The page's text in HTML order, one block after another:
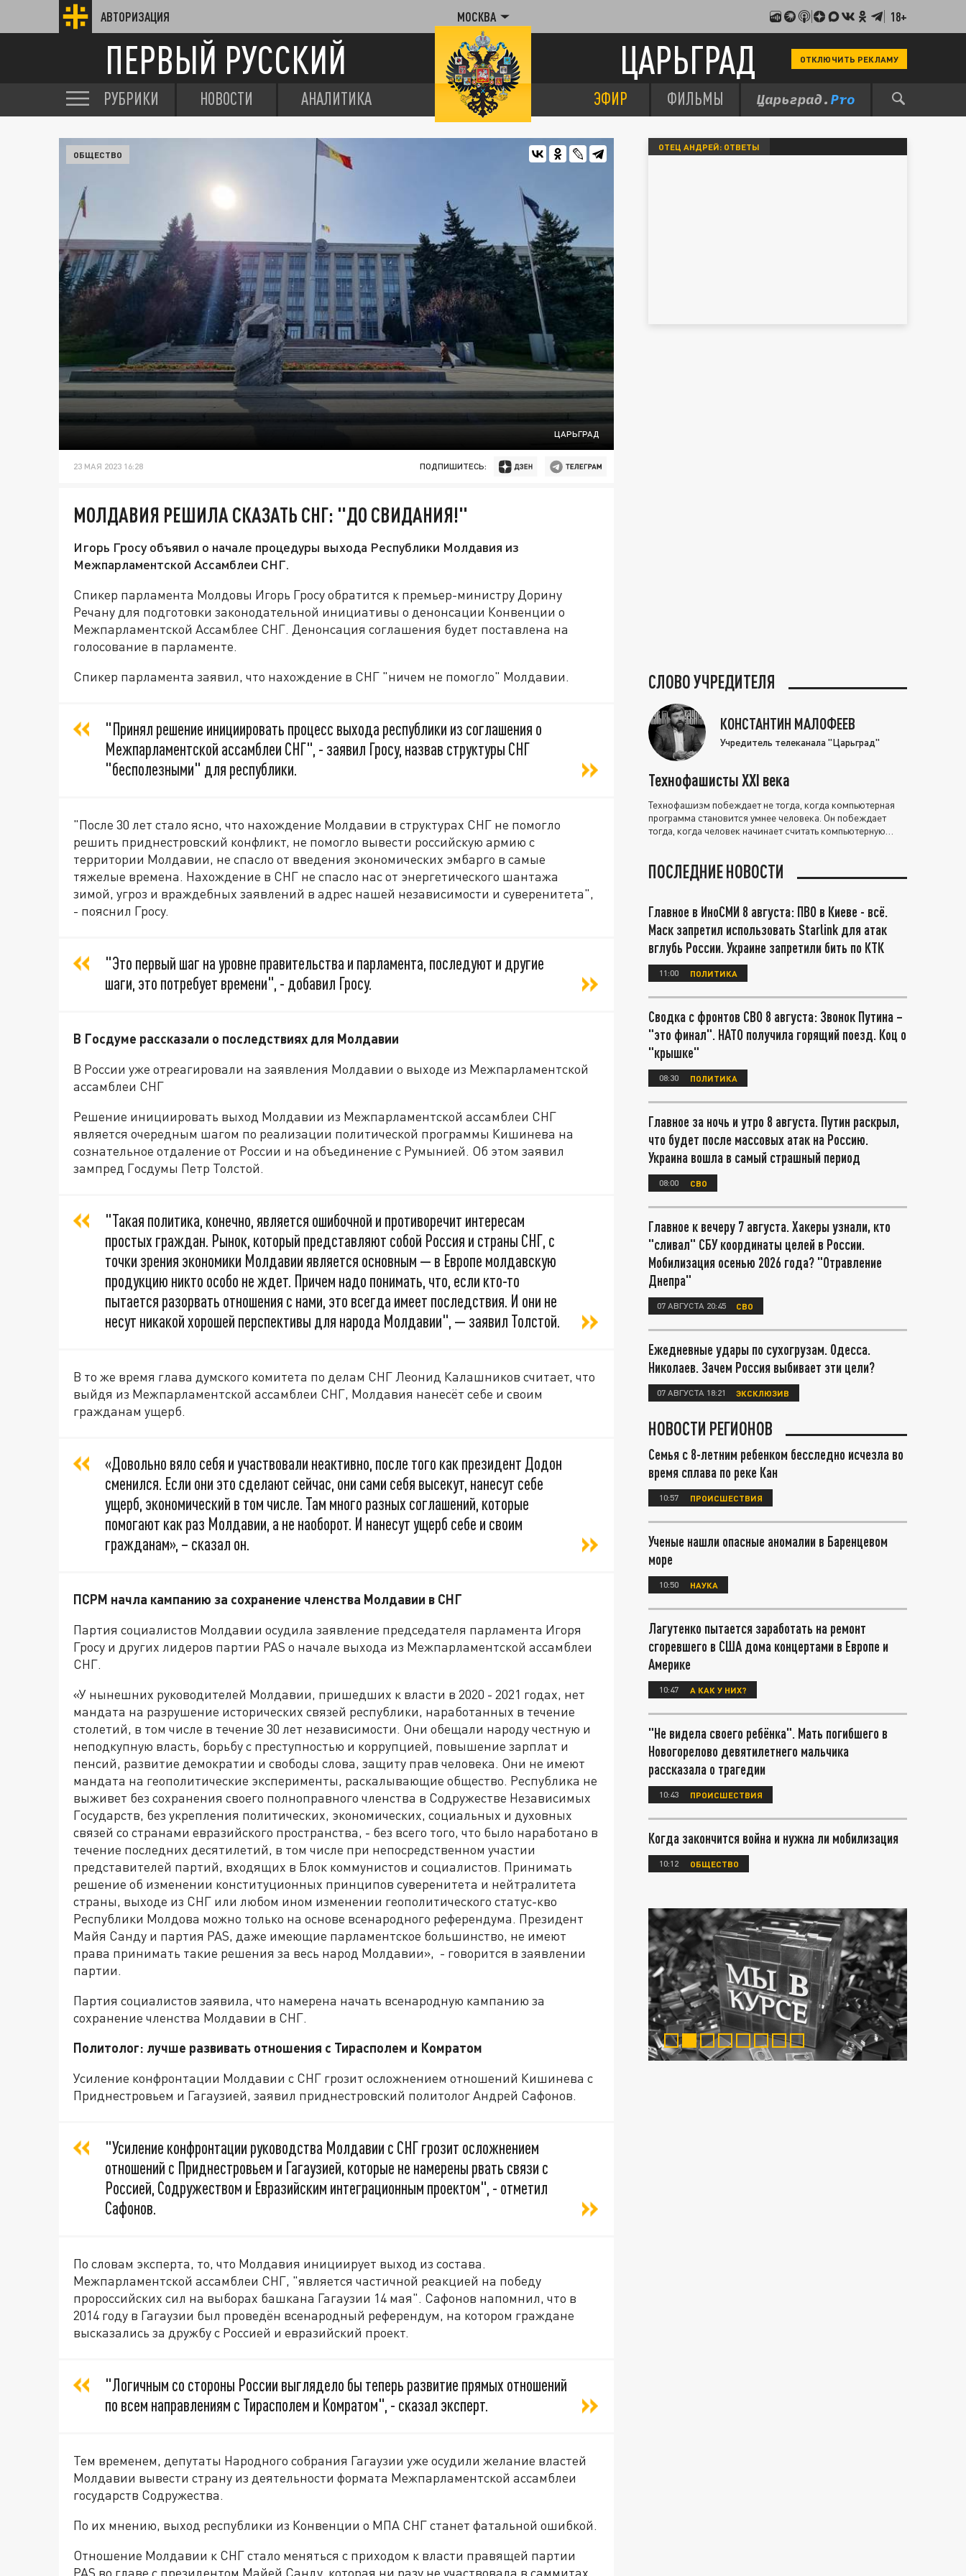
АВТОРИЗАЦИЯ МОСКВА 18+
ПЕРВЫЙ РУССКИЙ ЦАРЬГРАД ОТКЛЮЧИТЬ РЕКЛАМУ
РУБРИКИ НОВОСТИ АНАЛИТИКА ЭФИР ФИЛЬМЫ
ЦАРЬГРАД
ОБЩЕСТВО
23 МАЯ 2023 16:28 ПОДПИШИТЕСЬ:
МОЛДАВИЯ РЕШИЛА СКАЗАТЬ СНГ: "ДО СВИДАНИЯ!"
Игорь Гросу объявил о начале процедуры выхода Республики Молдавия из
Межпарламентской Ассамблеи СНГ.
Спикер парламента Молдовы Игорь Гросу обратится к премьер-министру Дорину
Речану для подготовки законодательной инициативы о денонсации Конвенции о
Межпарламентской Ассамблее СНГ. Денонсация соглашения будет поставлена на
голосование в парламенте.
Спикер парламента заявил, что нахождение в СНГ "ничем не помогло" Молдавии.
"Принял решение инициировать процесс выхода республики из соглашения о
Межпарламентской ассамблеи СНГ", - заявил Гросу, назвав структуры СНГ
"бесполезными" для республики.
"После 30 лет стало ясно, что нахождение Молдавии в структурах СНГ не помогло
решить приднестровский конфликт, не помогло вывести российскую армию с
территории Молдавии, не спасло от введения экономических эмбарго в самые
тяжелые времена. Нахождение в СНГ не спасло нас от энергетического шантажа
зимой, угроз и враждебных заявлений в адрес нашей независимости и суверенитета",
- пояснил Гросу.
"Это первый шаг на уровне правительства и парламента, последуют и другие
шаги, это потребует времени", - добавил Гросу.
В Госдуме рассказали о последствиях для Молдавии
В России уже отреагировали на заявления Молдавии о выходе из Межпарламентской
ассамблеи СНГ
Решение инициировать выход Молдавии из Межпарламентской ассамблеи СНГ
является очередным шагом по реализации политической программы Кишинева на
сознательное отдаление от России и на объединение с Румынией. Об этом заявил
зампред Госдумы Петр Толстой.
"Такая политика, конечно, является ошибочной и противоречит интересам
простых граждан. Рынок, который представляют собой Россия и страны СНГ, с
точки зрения экономики Молдавии является основным — в Европе молдавскую
продукцию никто особо не ждет. Причем надо понимать, что, если кто-то
пытается разорвать отношения с нами, это всегда имеет последствия. И они не
несут никакой хорошей перспективы для народа Молдавии", — заявил Толстой.
В то же время глава думского комитета по делам СНГ Леонид Калашников считает, что
выйдя из Межпарламентской ассамблеи СНГ, Молдавия нанесёт себе и своим
гражданам ущерб.
«Довольно вяло себя и участвовали неактивно, после того как президент Додон
сменился. Если они это сделают сейчас, они сами себя высекут, нанесут себе
ущерб, экономический в том числе. Там много разных соглашений, которые
помогают как раз Молдавии, а не наоборот. И нанесут ущерб себе и своим
гражданам», – сказал он.
ПСРМ начла кампанию за сохранение членства Молдавии в СНГ
Партия социалистов Молдавии осудила заявление председателя парламента Игоря
Гросу и других лидеров партии PAS о начале выхода из Межпарламентской ассамблеи
СНГ.
«У нынешних руководителей Молдавии, пришедших к власти в 2020 - 2021 годах, нет
мандата на разрушение исторических связей республики, наработанных в течение
столетий, в том числе в течение 30 лет независимости. Они обещали народу честную и
неподкупную власть, борьбу с преступностью и коррупцией, повышение зарплат и
пенсий, развитие демократии и свободы слова, защиту прав человека. Они не имеют
мандата на геополитические эксперименты, раскалывающие общество. Республика не
выживет без сохранения своего полноправного членства в Содружестве Независимых
Государств, без укрепления политических, экономических, социальных и духовных
связей со странами евразийского пространства, - без всего того, что было наработано в
течение последних десятилетий, в том числе при непосредственном участии
представителей партий, входящих в Блок коммунистов и социалистов. Принимать
решение об изменении конституционных принципов суверенитета и нейтралитета
страны, выходе из СНГ или любом ином изменении геополитического статус-кво
Республики Молдова можно только на основе всенародного референдума. Президент
Майя Санду и партия PAS, даже имеющие парламентское большинство, не имеют
права принимать такие решения за весь народ Молдавии», - говорится в заявлении
партии.
Партия социалистов заявила, что намерена начать всенародную кампанию за
сохранение членства Молдавии в СНГ.
Политолог: лучше развивать отношения с Тирасполем и Комратом
Усиление конфронтации Молдавии с СНГ грозит осложнением отношений Кишинева с
Приднестровьем и Гагаузией, заявил приднестровский политолог Андрей Сафонов.
"Усиление конфронтации руководства Молдавии с СНГ грозит осложнением
отношений с Приднестровьем и Гагаузией, которые не намерены рвать связи с
Россией, Содружеством и Евразийским интеграционным проектом", - отметил
Сафонов.
По словам эксперта, то, что Молдавия инициирует выход из состава.
Межпарламентской ассамблеи СНГ, "является частичной реакцией на победу
пророссийских сил на выборах башкана Гагаузии 14 мая". Сафонов напомнил, что в
2014 году в Гагаузии был проведён всенародный референдум, на котором граждане
высказались за дружбу с Россией и евразийский проект.
"Логичным со стороны России выглядело бы теперь развитие прямых отношений
по всем направлениям с Тирасполем и Комратом", - сказал эксперт.
Тем временем, депутаты Народного собрания Гагаузии уже осудили желание властей
Молдавии вывести страну из деятельности формата Межпарламентской ассамблеи
государств Содружества.
По их мнению, выход республики из Конвенции о МПА СНГ станет фатальной ошибкой.
Отношение Молдавии к СНГ стало меняться с приходом к власти правящей партии
PAS во главе с президентом Майей Санду, которая ни разу не участвовала в саммитах
ОТЕЦ АНДРЕЙ: ОТВЕТЫ
СЛОВО УЧРЕДИТЕЛЯ
КОНСТАНТИН МАЛОФЕЕВ
Учредитель телеканала "Царьград"
Технофашисты XXI века
Технофашизм побеждает не тогда, когда компьютерная
программа становится умнее человека. Он побеждает
тогда, когда человек начинает считать компьютерную
ПОСЛЕДНИЕ НОВОСТИ
Главное в ИноСМИ 8 августа: ПВО в Киеве - всё.
Маск запретил использовать Starlink для атак
вглубь России. Украине запретили бить по КТК
11:00 ПОЛИТИКА
Сводка с фронтов СВО 8 августа: Звонок Путина –
"это финал". НАТО получила горящий поезд. Коц о
"крышке"
08:30 ПОЛИТИКА
Главное за ночь и утро 8 августа. Путин раскрыл,
что будет после массовых атак на Россию.
Украина вошла в самый страшный период
08:00 СВО
Главное к вечеру 7 августа. Хакеры узнали, кто
"сливал" СБУ координаты целей в России.
Мобилизация осенью 2026 года? "Отравление
Днепра"
07 АВГУСТА 20:45 СВО
Ежедневные удары по сухогрузам. Одесса.
Николаев. Зачем Россия выбивает эти цели?
07 АВГУСТА 18:21 ЭКСКЛЮЗИВ
НОВОСТИ РЕГИОНОВ
Семья с 8-летним ребенком бесследно исчезла во
время сплава по реке Кан
10:57 ПРОИСШЕСТВИЯ
Ученые нашли опасные аномалии в Баренцевом
море
10:50 НАУКА
Лагутенко пытается заработать на ремонт
сгоревшего в США дома концертами в Европе и
Америке
10:47 А КАК У НИХ?
"Не видела своего ребёнка". Мать погибшего в
Новогорелово девятилетнего мальчика
рассказала о трагедии
10:43 ПРОИСШЕСТВИЯ
Когда закончится война и нужна ли мобилизация
10:12 ОБЩЕСТВО